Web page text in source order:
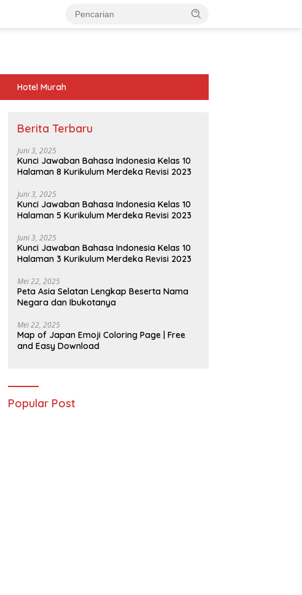
Hotel Murah
Berita Terbaru
Juni 3, 2025
Kunci Jawaban Bahasa Indonesia Kelas 10
Halaman 8 Kurikulum Merdeka Revisi 2023
Juni 3, 2025
Kunci Jawaban Bahasa Indonesia Kelas 10
Halaman 5 Kurikulum Merdeka Revisi 2023
Juni 3, 2025
Kunci Jawaban Bahasa Indonesia Kelas 10
Halaman 3 Kurikulum Merdeka Revisi 2023
Mei 22, 2025
Peta Asia Selatan Lengkap Beserta Nama
Negara dan Ibukotanya
Mei 22, 2025
Map of Japan Emoji Coloring Page | Free
and Easy Download
Popular Post